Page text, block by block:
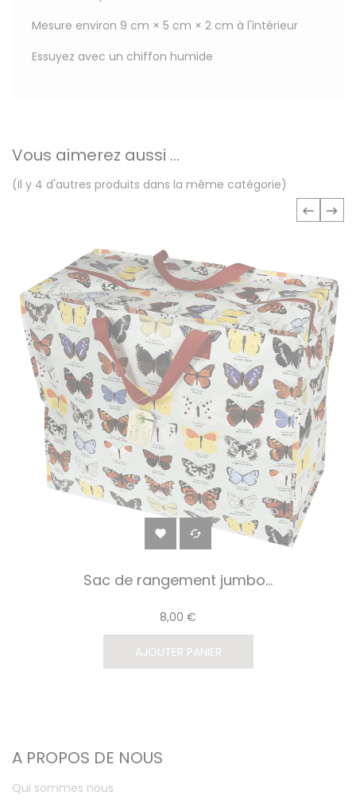
Mesure environ 9 cm × 5 cm × 2 cm à l'intérieur
Essuyez avec un chiffon humide
Vous aimerez aussi ...
(Il y 4 d'autres produits dans la même catégorie)
 
Sac de rangement jumbo...
8,00 €
AJOUTER PANIER
A PROPOS DE NOUS
Qui sommes nous